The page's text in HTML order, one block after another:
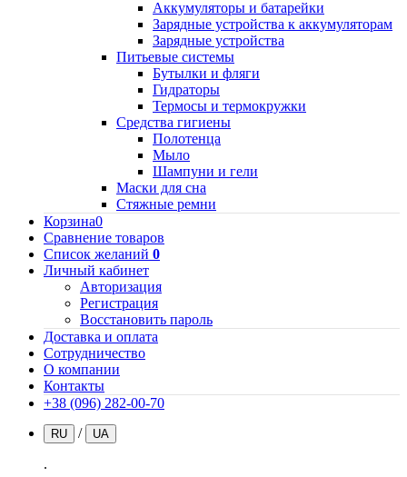
Аккумуляторы и батарейки
Зарядные устройства к аккумуляторам
Зарядные устройства
Питьевые системы
Бутылки и фляги
Гидраторы
Термосы и термокружки
Средства гигиены
Полотенца
Мыло
Шампуни и гели
Маски для сна
Стяжные ремни
Корзина0
Сравнение товаров
Список желаний 0
Личный кабинет
Авторизация
Регистрация
Восстановить пароль
Доставка и оплата
Сотрудничество
О компании
Контакты
+38 (096) 282-00-70
RU / UA
.